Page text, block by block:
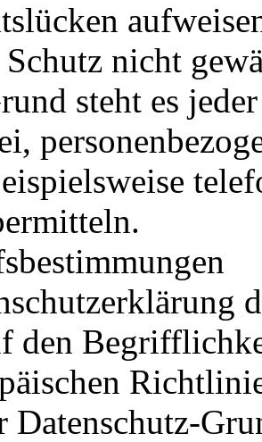
nicht
steht es
den
Datenschutz-